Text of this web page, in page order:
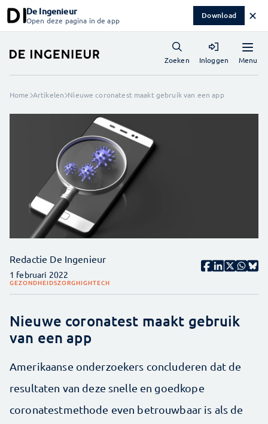
De Ingenieur
Open deze pagina in de app Download ✕
Menu
Zoeken Inloggen
Home Artikelen Nieuwe coronatest maakt gebruik van een app
Redactie De Ingenieur
1 februari 2022
GEZONDHEIDSZORGHIGHTECH
Nieuwe coronatest maakt gebruik
van een app
Amerikaanse onderzoekers concluderen dat de
resultaten van deze snelle en goedkope
coronatestmethode even betrouwbaar is als de